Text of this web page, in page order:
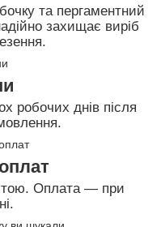
та пергаментний
захищає виріб
робочих днів після
Оплата — при